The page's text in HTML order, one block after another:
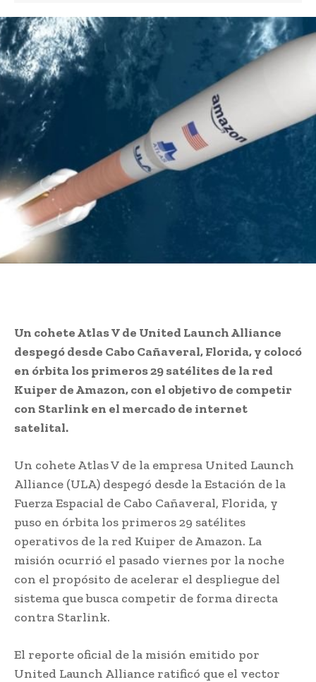
Un cohete Atlas V de United Launch Alliance
despegó desde Cabo Cañaveral, Florida, y colocó
en órbita los primeros 29 satélites de la red
Kuiper de Amazon, con el objetivo de competir
con Starlink en el mercado de internet
satelital.
Un cohete Atlas V de la empresa United Launch
Alliance (ULA) despegó desde la Estación de la
Fuerza Espacial de Cabo Cañaveral, Florida, y
puso en órbita los primeros 29 satélites
operativos de la red Kuiper de Amazon. La
misión ocurrió el pasado viernes por la noche
con el propósito de acelerar el despliegue del
sistema que busca competir de forma directa
contra Starlink.
El reporte oficial de la misión emitido por
United Launch Alliance ratificó que el vector